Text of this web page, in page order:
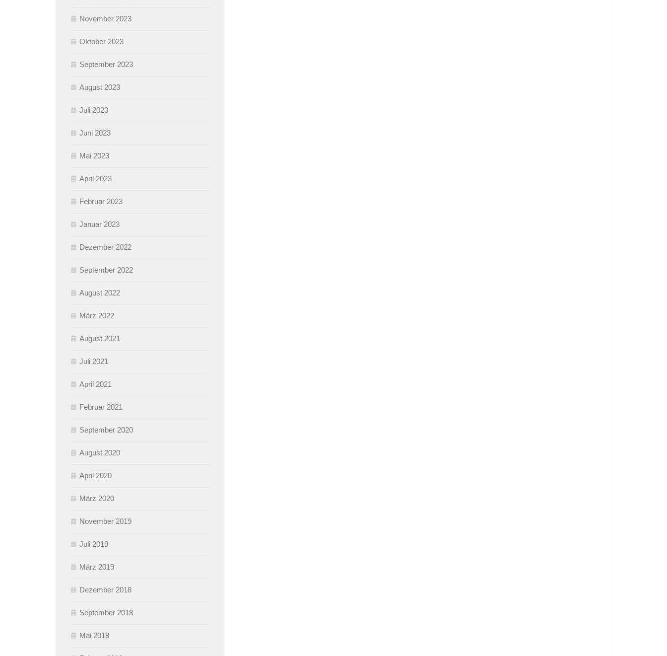
November 2023
Oktober 2023
September 2023
August 2023
Juli 2023
Juni 2023
Mai 2023
April 2023
Februar 2023
Januar 2023
Dezember 2022
September 2022
August 2022
März 2022
August 2021
Juli 2021
April 2021
Februar 2021
September 2020
August 2020
April 2020
März 2020
November 2019
Juli 2019
März 2019
Dezember 2018
September 2018
Mai 2018